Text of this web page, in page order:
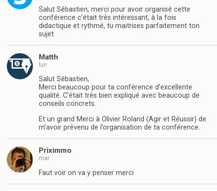
Salut Sébastien, merci pour avoir organisé cette
conférence c’était très intéressant, à la fois
didactique et rythmé, tu maitrises parfaitement ton
sujet.
Matth
lun
Salut Sébastien,
Merci beaucoup pour ta conférence d’excellente
qualité. C’était très bien expliqué avec beaucoup de
conseils concrets.
Et un grand Merci à Olivier Roland (Agir et Réussir) de
m’avoir prévenu de l’organisation de ta conférence.
Priximmo
mar
Faut voir on va y penser merci